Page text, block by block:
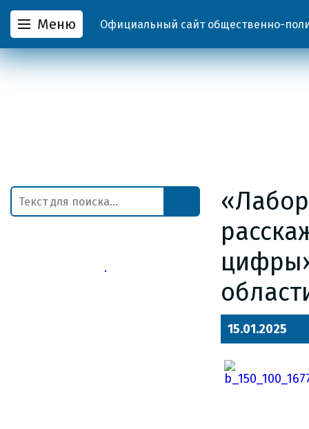
Меню Официальный сайт общественно-
15.01.2025